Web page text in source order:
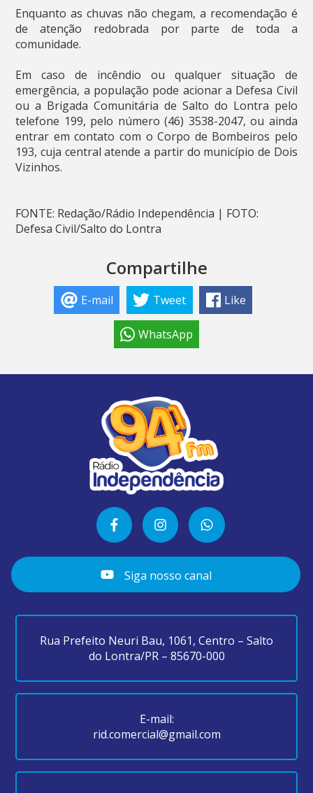
Enquanto as chuvas não chegam, a recomendação é
de atenção redobrada por parte de toda a
comunidade.
Em caso de incêndio ou qualquer situação de
emergência, a população pode acionar a Defesa Civil
ou a Brigada Comunitária de Salto do Lontra pelo
telefone 199, pelo número (46) 3538-2047, ou ainda
entrar em contato com o Corpo de Bombeiros pelo
193, cuja central atende a partir do município de Dois
Vizinhos.
FONTE: Redação/Rádio Independência | FOTO:
Defesa Civil/Salto do Lontra
Compartilhe
E-mail Tweet Like
WhatsApp
Siga nosso canal
Rua Prefeito Neuri Bau, 1061, Centro – Salto
do Lontra/PR – 85670-000
E-mail:
rid.comercial@gmail.com